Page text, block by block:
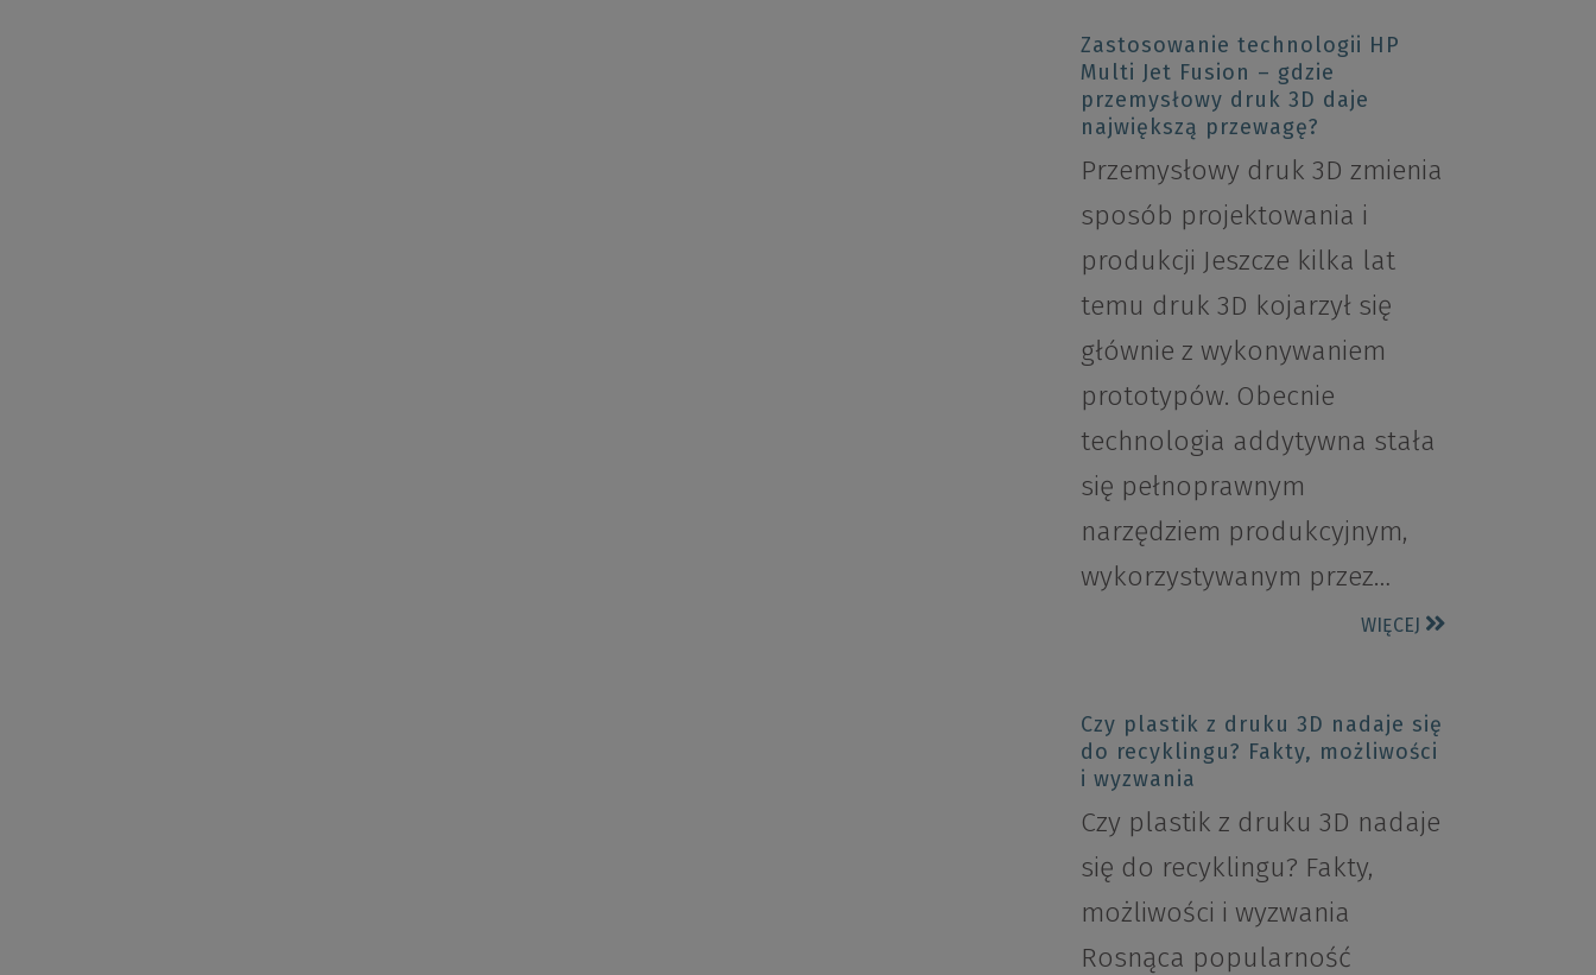
Zastosowanie technologii HP
Multi Jet Fusion – gdzie
przemysłowy druk 3D daje
największą przewagę?
Przemysłowy druk 3D zmienia
sposób projektowania i
produkcji Jeszcze kilka lat
temu druk 3D kojarzył się
głównie z wykonywaniem
prototypów. Obecnie
technologia addytywna stała
się pełnoprawnym
narzędziem produkcyjnym,
wykorzystywanym przez…
WIĘCEJ
Czy plastik z druku 3D nadaje się
do recyklingu? Fakty, możliwości
i wyzwania
Czy plastik z druku 3D nadaje
się do recyklingu? Fakty,
możliwości i wyzwania
Rosnąca popularność